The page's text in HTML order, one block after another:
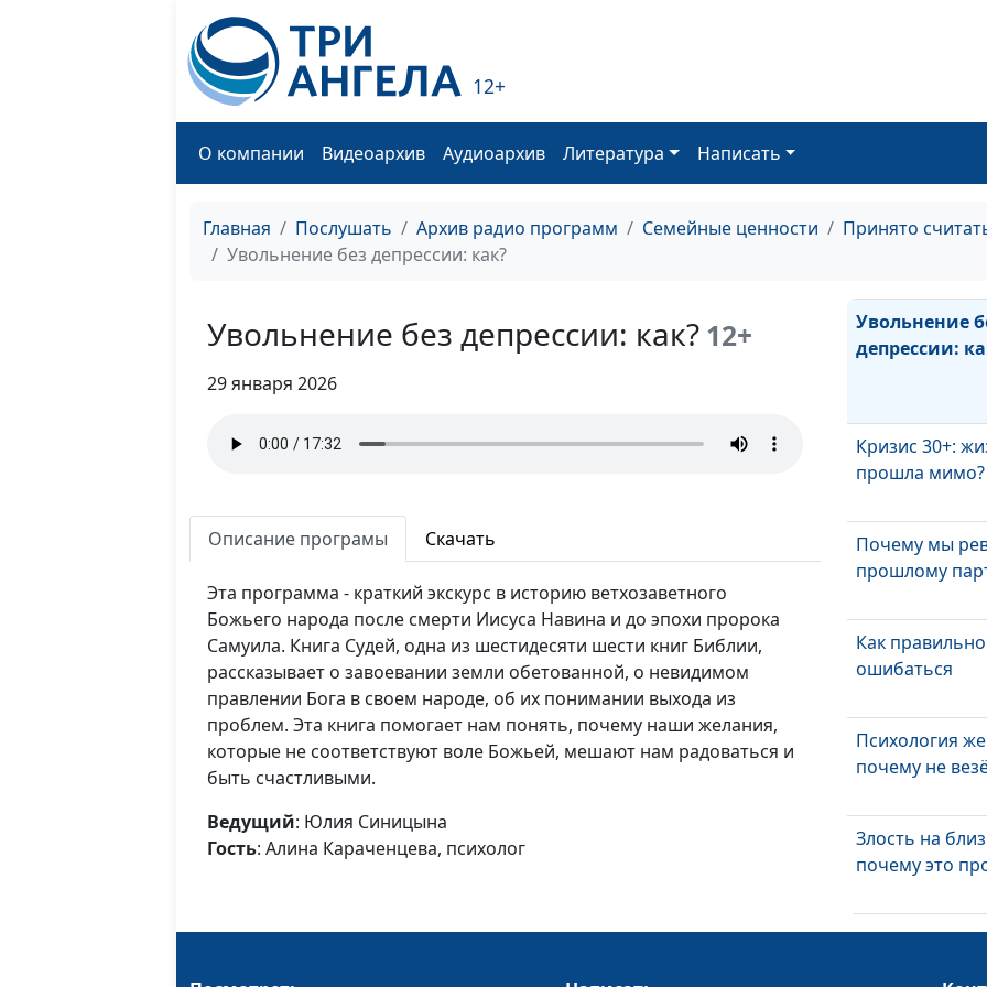
12+
О компании Видеоархив Аудиоархив Литература Написать
Главная Послушать Архив радио программ Семейные ценности
Принято
Увольнение без депрессии: как?
Увольнение без депрессии: как? 12+
29 января 2026
Описание програмы Скачать
Эта программа - краткий экскурс в историю ветхозаветного
Божьего народа после смерти Иисуса Навина и до эпохи пророка
Самуила. Книга Судей, одна из шестидесяти шести книг Библии,
рассказывает о завоевании земли обетованной, о невидимом
правлении Бога в своем народе, об их понимании выхода из
проблем. Эта книга помогает нам понять, почему наши желания,
которые не соответствуют воле Божьей, мешают нам радоваться и
быть счастливыми.
Ведущий: Юлия Синицына
Гость: Алина Караченцева, психолог
Зачем люди
Как
Увольнение
депрессии:
Кризис 30+:
прошла мимо?
Почему мы
прошлому
Как правильно
ошибаться
Психология
почему не
Злость на
почему это
Меняется ли